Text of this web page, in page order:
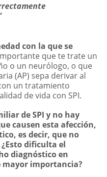
con la que se
que te trate un
o un neurólogo, o que
(AP) sepa derivar al
un tratamiento
de vida con SPI.
de SPI y no hay
causen esta afección,
es decir, que no
dificulta el
diagnóstico en
mayor importancia?